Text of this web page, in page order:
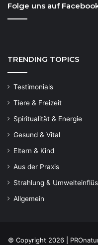
Folge uns auf
TRENDING TOPICS
Testimonials
Tiere & Freizeit
Spiritualität & Energie
Gesund & Vital
Eltern & Kind
Aus der Praxis
Strahlung &
Allgemein
© Copyright 2026 |